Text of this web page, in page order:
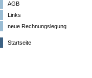
AGB
Links
neue Rechnungslegung
Startseite